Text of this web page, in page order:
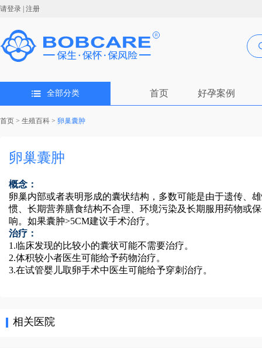
请登录 | 注册
全部分类 首页 好孕案例
首页 > 生殖百科 > 卵巢囊肿
卵巢囊肿
概念：
卵巢内部或者表明形成的囊状结构，多数可能是由于遗传、
惯、长期营养膳食结构不合理、环境污染及长期服用药物或
响。如果囊肿>5CM建议手术治疗。
治疗：
1.临床发现的比较小的囊状可能不需要治疗。
2.体积较小者医生可能给予药物治疗。
3.在试管婴儿取卵手术中医生可能给予穿刺治疗。
相关医院